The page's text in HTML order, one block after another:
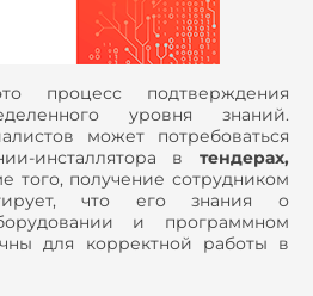
процесс подтверждения
уровня знаний.
может потребоваться
инсталлятора в тендерах,
того, получение сотрудником
что его знания о
и программном
для корректной работы в